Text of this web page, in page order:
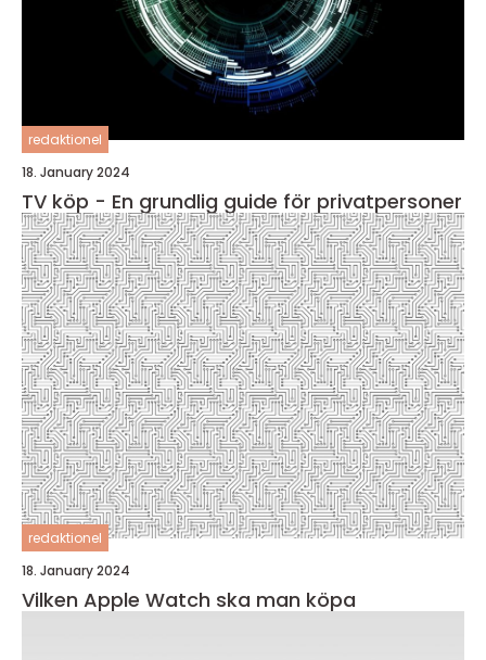
redaktionel
18. January 2024
TV köp - En grundlig guide för privatpersoner
redaktionel
18. January 2024
Vilken Apple Watch ska man köpa